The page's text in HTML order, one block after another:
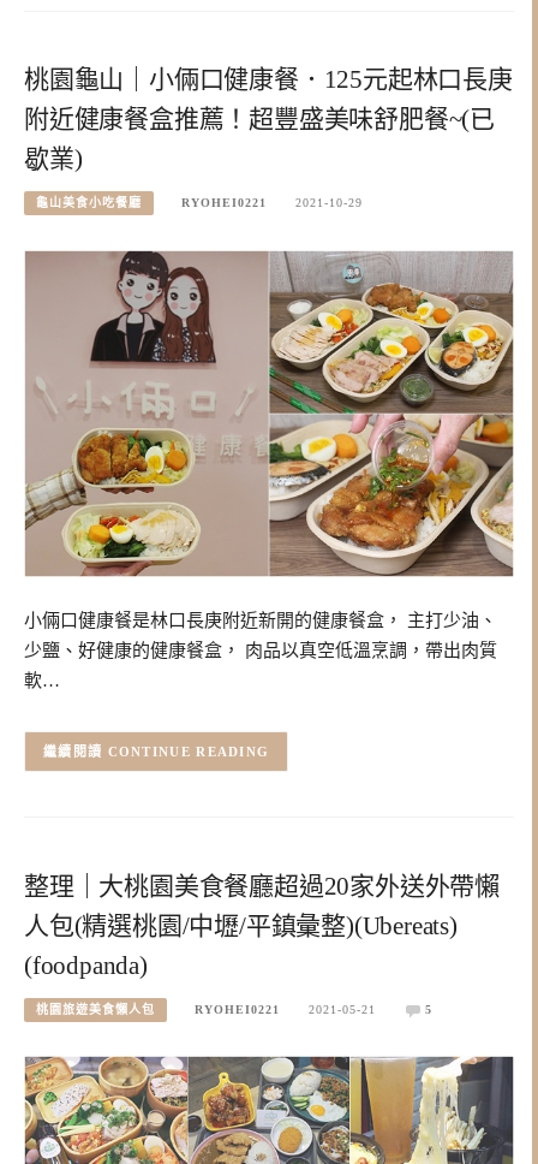
桃園龜山｜小倆口健康餐．125元起林口長庚
附近健康餐盒推薦！超豐盛美味舒肥餐~(已
歇業)
龜山美食小吃餐廳 RYOHEI0221 2021-10-29
小倆口健康餐是林口長庚附近新開的健康餐盒， 主打少油、
少鹽、好健康的健康餐盒， 肉品以真空低溫烹調，帶出肉質
軟…
CONTINUE READING
整理｜大桃園美食餐廳超過20家外送外帶懶
人包(精選桃園/中壢/平鎮彙整)(Ubereats)
(foodpanda)
桃園旅遊美食懶人包 RYOHEI0221 2021-05-21 5